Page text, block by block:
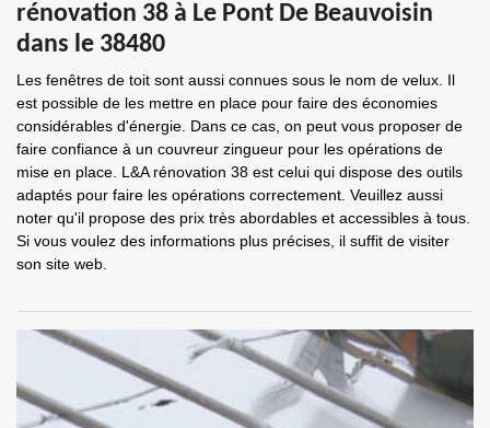
rénovation 38 à Le Pont De Beauvoisin
dans le 38480
Les fenêtres de toit sont aussi connues sous le nom de velux. Il
est possible de les mettre en place pour faire des économies
considérables d'énergie. Dans ce cas, on peut vous proposer de
faire confiance à un couvreur zingueur pour les opérations de
mise en place. L&A rénovation 38 est celui qui dispose des outils
adaptés pour faire les opérations correctement. Veuillez aussi
noter qu'il propose des prix très abordables et accessibles à tous.
Si vous voulez des informations plus précises, il suffit de visiter
son site web.